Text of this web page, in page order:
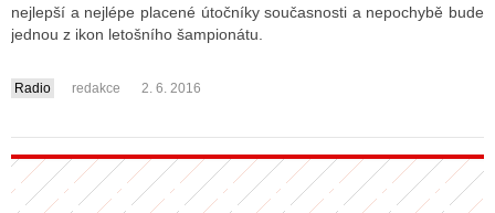
nejlepší a nejlépe placené útočníky současnosti a nepochybě bude
jednou z ikon letošního šampionátu.
....
Radio redakce 2. 6. 2016